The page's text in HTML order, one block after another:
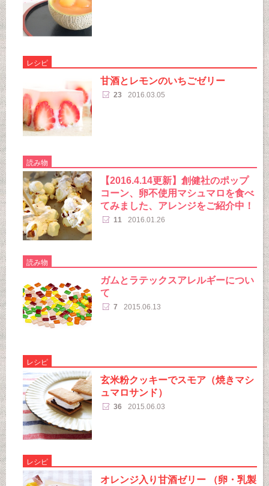
レシピ
甘酒とレモンのいちごゼリー
23 2016.03.05
読み物
【2016.4.14更新】創健社のポップ
コーン、卵不使用マシュマロを食べ
てみました、アレンジをご紹介中！
11 2016.01.26
読み物
ガムとラテックスアレルギーについ
て
7 2015.06.13
レシピ
玄米粉クッキーでスモア（焼きマシ
ュマロサンド）
36 2015.06.03
レシピ
オレンジ入り甘酒ゼリー （卵・乳製